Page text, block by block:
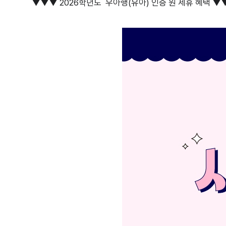
▼▼▼ 2026학년도 우아행(유아) 인증 원 제휴 혜택